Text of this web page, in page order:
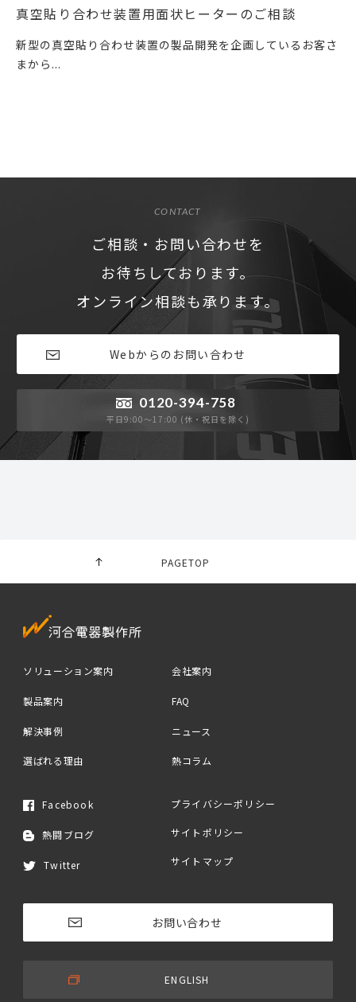
真空貼り合わせ装置用面状ヒーターのご相談
新型の真空貼り合わせ装置の製品開発を企画しているお客さ
まから...
CONTACT
ご相談・お問い合わせを
お待ちしております。
オンライン相談も承ります。
Webからのお問い合わせ
0120-394-758
平日9:00〜17:00 (休・祝日を除く)
PAGETOP
ソリューション案内
製品案内
解決事例
選ばれる理由
会社案内
FAQ
ニュース
熱コラム
Facebook
熱闘ブログ
Twitter
お問い合わせ
ENGLISH
プライバシーポリシー
サイトポリシー
サイトマップ